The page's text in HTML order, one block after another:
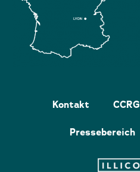
Kontakt CCRG
Pressebereich